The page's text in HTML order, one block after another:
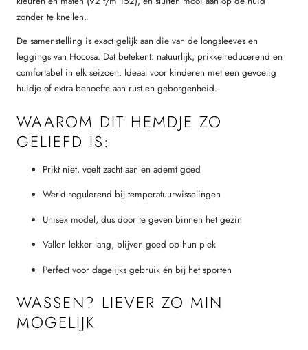
zonder te knellen.
De samenstelling is exact gelijk aan die van de longsleeves en
leggings van Hocosa. Dat betekent: natuurlijk, prikkelreducerend en
comfortabel in elk seizoen. Ideaal voor kinderen met een gevoelig
huidje of extra behoefte aan rust en geborgenheid.
WAAROM DIT HEMDJE ZO
GELIEFD IS:
Prikt niet, voelt zacht aan en ademt goed
Werkt regulerend bij temperatuurwisselingen
Unisex model, dus door te geven binnen het gezin
Vallen lekker lang, blijven goed op hun plek
Perfect voor dagelijks gebruik én bij het sporten
WASSEN? LIEVER ZO MIN
MOGELIJK